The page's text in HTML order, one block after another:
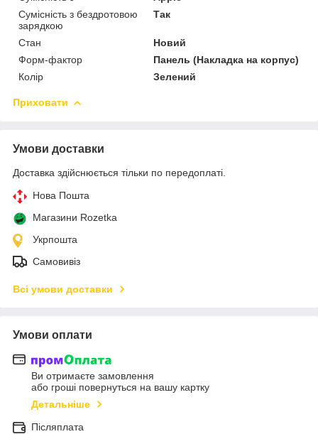
Сумісність з бездротовою
зарядкою
Так
Стан
Новий
Форм-фактор
Панель (Накладка на корпус)
Колір
Зелений
Приховати
Умови доставки
Доставка здійснюється тільки по передоплаті.
Нова Пошта
Магазини Rozetka
Укрпошта
Самовивіз
Всі умови доставки
Умови оплати
Ви отримаєте замовлення
або гроші повернуться на вашу картку
Детальніше
Післяплата